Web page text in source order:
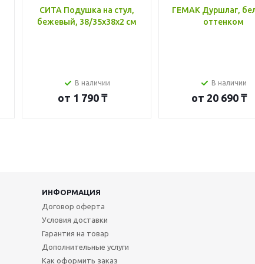
СИТА Подушка на стул,
бежевый, 38/35x38x2 см
В наличии
от 1 790 ₸
ГЕМАК Дуршлаг,
оттенком
В наличии
от 20 690 ₸
ИНФОРМАЦИЯ
Договор оферта
Условия доставки
Гарантия на товар
Дополнительные услуги
Как оформить заказ